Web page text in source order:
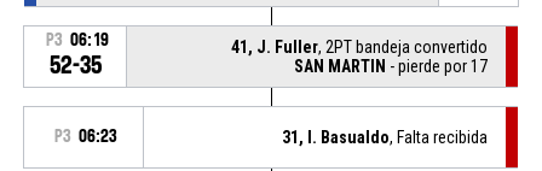
P3 06:19
52-35
41, J. Fuller, 2PT bandeja convertido
SAN MARTIN - pierde por 17
P3 06:23 31, I. Basualdo, Falta recibida